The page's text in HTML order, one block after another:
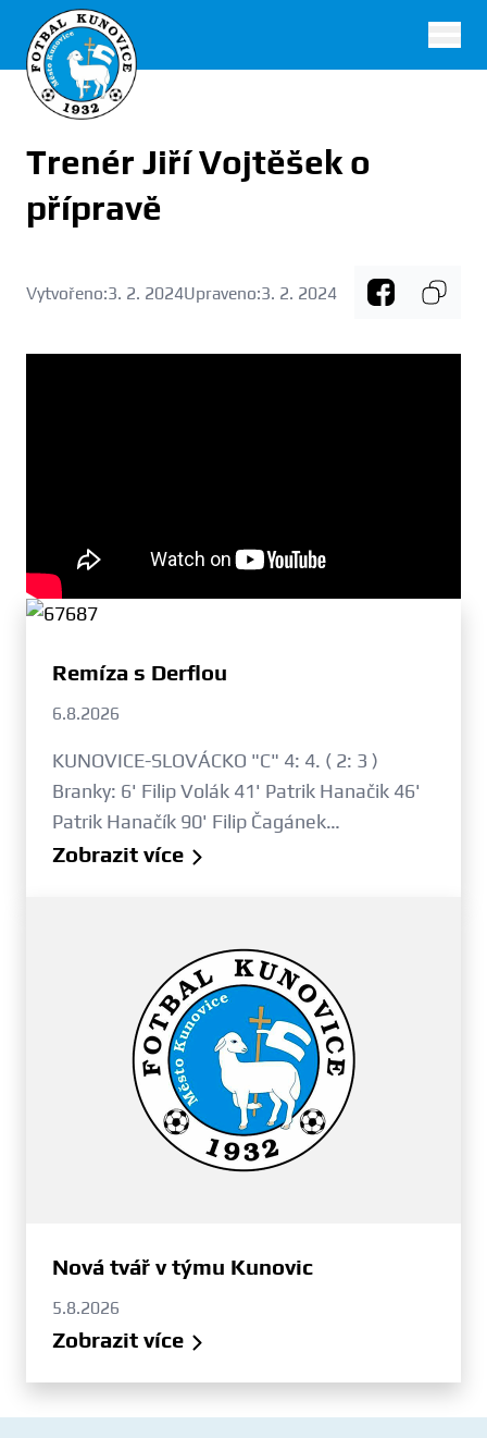
FK Kunovice
Trenér Jiří Vojtěšek o
přípravě
Vytvořeno:3. 2. 2024Upraveno:3. 2. 2024
Remíza s Derflou
6.8.2026
KUNOVICE-SLOVÁCKO "C" 4: 4. ( 2: 3 )
Branky: 6' Filip Volák 41' Patrik Hanačik 46'
Patrik Hanačík 90' Filip Čagánek…
Zobrazit více
Nová tvář v týmu Kunovic
5.8.2026
Zobrazit více